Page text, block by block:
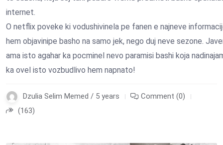
internet.
O netflix poveke ki vodushivinela pe fanen e najneve
hem objavinipe basho na samo jek, nego duj neve sezone.
ama isto agahar ka pocminel nevo paramisi bashi koja
ka ovel isto vozbudlivo hem napnato!
Dzulia Selim Memed / 5 years
Comment (0)
(163)